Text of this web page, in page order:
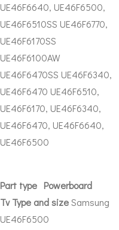
UE46F6640, UE46F6500,
UE46F6510SS UE46F6770,
UE46F6170SS
UE46F6100AW
UE46F6470SS UE46F6340,
UE46F6470 UE46F6510,
UE46F6170, UE46F6340,
UE46F6470, UE46F6640,
UE46F6500
Part type Powerboard
Tv Type and sizeSamsung
UE46F6500